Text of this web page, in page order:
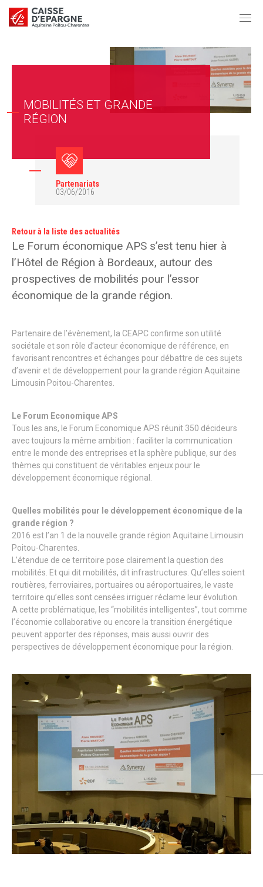
MOBILITÉS ET GRANDE
RÉGION
Partenariats
03/06/2016
Retour à la liste des actualités
Le Forum économique APS s’est tenu hier à
l’Hôtel de Région à Bordeaux, autour des
prospectives de mobilités pour l’essor
économique de la grande région.
Partenaire de l’évènement, la CEAPC confirme son utilité
sociétale et son rôle d’acteur économique de référence, en
favorisant rencontres et échanges pour débattre de ces sujets
d’avenir et de développement pour la grande région Aquitaine
Limousin Poitou-Charentes.
Le Forum Economique APS
Tous les ans, le Forum Economique APS réunit 350 décideurs
avec toujours la même ambition : faciliter la communication
entre le monde des entreprises et la sphère publique, sur des
thèmes qui constituent de véritables enjeux pour le
développement économique régional.
Quelles mobilités pour le développement économique de la
grande région ?
2016 est l’an 1 de la nouvelle grande région Aquitaine Limousin
Poitou-Charentes.
L’étendue de ce territoire pose clairement la question des
mobilités. Et qui dit mobilités, dit infrastructures. Qu’elles soient
routières, ferroviaires, portuaires ou aéroportuaires, le vaste
territoire qu’elles sont censées irriguer réclame leur évolution.
A cette problématique, les “mobilités intelligentes”, tout comme
l’économie collaborative ou encore la transition énergétique
peuvent apporter des réponses, mais aussi ouvrir des
perspectives de développement économique pour la région.